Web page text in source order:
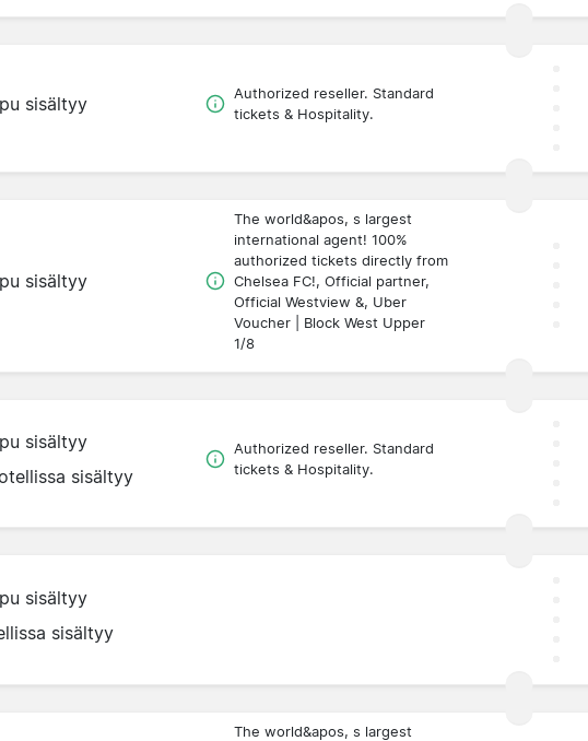
sisältyy
Authorized reseller. Standard
tickets & Hospitality.
sisältyy
The world&apos, s largest
international agent! 100%
authorized tickets directly from
Chelsea FC!, Official partner,
Official Westview &, Uber
Voucher | Block West Upper
1/8
sisältyy
sisältyy
Authorized reseller. Standard
tickets & Hospitality.
sisältyy
sisältyy
The world&apos, s largest